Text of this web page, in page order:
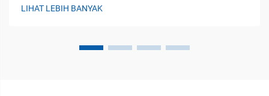
LIHAT LEBIH BANYAK